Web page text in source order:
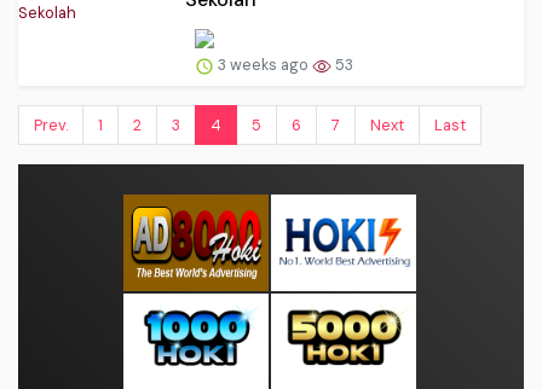
3 weeks ago 53
Prev. 1 2 3 4 5 6 7 Next Last